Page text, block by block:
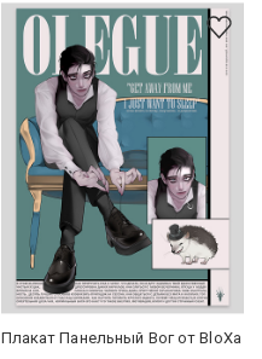
Плакат Панельный Вог от BloXa